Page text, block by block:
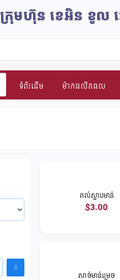
ក្រុមហ៊ុន​ ខេអិន ខូល
ទំព័រដើម ម៉ាកផលិតផល
គល់ស្លាបមាន់
$3.00
សាច់មាន់ម្រេច